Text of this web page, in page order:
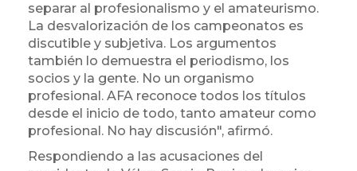
separar al profesionalismo y el amateurismo.
La desvalorización de los campeonatos es
discutible y subjetiva. Los argumentos
también lo demuestra el periodismo, los
socios y la gente. No un organismo
profesional. AFA reconoce todos los títulos
desde el inicio de todo, tanto amateur como
profesional. No hay discusión", afirmó.
Respondiendo a las acusaciones del